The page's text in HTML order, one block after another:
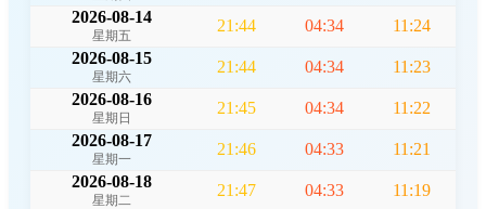
2026-08-14
星期五
21:44 04:34
11:24
2026-08-15
星期六
21:44 04:34
11:23
2026-08-16
星期日
21:45 04:34
11:22
2026-08-17
星期一
21:46 04:33
11:21
2026-08-18
星期二
21:47 04:33
11:19